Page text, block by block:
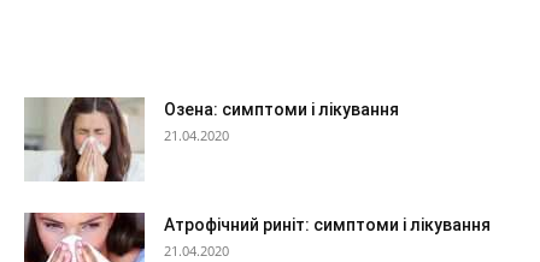
Озена: симптоми і лікування
21.04.2020
Атрофічний риніт: симптоми і лікування
21.04.2020